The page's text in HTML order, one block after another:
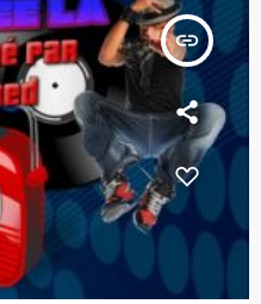
insert_link